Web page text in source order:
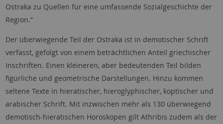
Ostraka zu Quellen für eine umfassende Sozialgeschichte der
Region.“
Der überwiegende Teil der Ostraka ist in demotischer Schrift
verfasst, gefolgt von einem beträchtlichen Anteil griechischer
Inschriften. Einen kleineren, aber bedeutenden Teil bilden
figürliche und geometrische Darstellungen. Hinzu kommen
seltene Texte in hieratischer, hieroglyphischer, koptischer und
arabischer Schrift. Mit inzwischen mehr als 130 überwiegend
demotisch-hieratischen Horoskopen gilt Athribis zudem als der